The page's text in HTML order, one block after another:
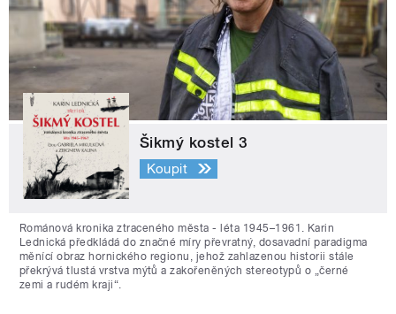
Šikmý kostel 3
Koupit
Románová kronika ztraceného města - léta 1945–1961. Karin
Lednická předkládá do značné míry převratný, dosavadní paradigma
měnící obraz hornického regionu, jehož zahlazenou historii stále
překrývá tlustá vrstva mýtů a zakořeněných stereotypů o „černé
zemi a rudém kraji“.